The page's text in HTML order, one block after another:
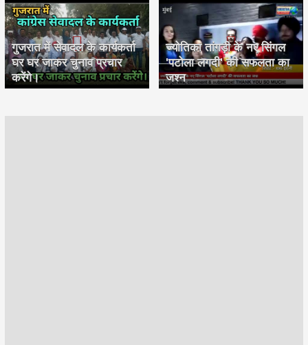
गुजरात में सेवादल के कार्यकर्ता
घर घर जाकर चुनाव प्रचार
करेंगे।
ज्योतिका तांगड़ी के नए सिंगल
'पटोला लगदी' की सफलता का
जश्न